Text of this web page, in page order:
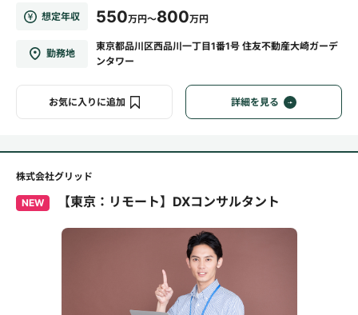
想定年収 550万円～800万円
勤務地
東京都品川区西品川一丁目1番1号 住友不動産大崎ガーデ
ンタワー
お気に入りに追加 詳細を見る
株式会社グリッド
NEW 【東京：リモート】DXコンサルタント